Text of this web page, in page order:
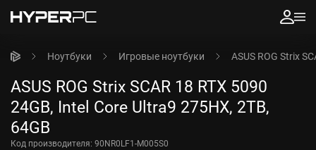
Ноутбуки Игровые ноутбуки ASUS ROG Strix
ASUS ROG Strix SCAR 18 RTX 5090
24GB, Intel Core Ultra9 275HX, 2TB,
64GB
Код производителя: 90NR0LF1-M005S0